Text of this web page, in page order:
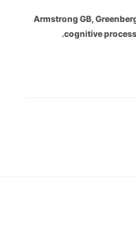
**Armstrong GB,
cognitive